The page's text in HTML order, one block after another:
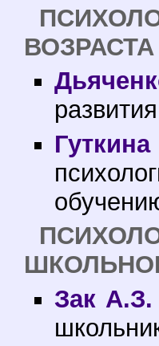
ВОЗРАСТА
Зак А.З.